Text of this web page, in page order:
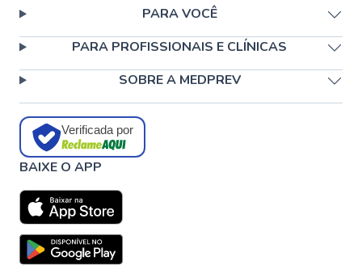
PARA VOCÊ
PARA PROFISSIONAIS E CLÍNICAS
SOBRE A MEDPREV
Verificada por
BAIXE O APP